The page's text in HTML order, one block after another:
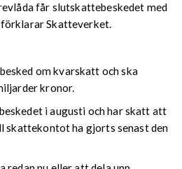
får slutskattebeskedet med
förklarar Skatteverket.
om kvarskatt och ska
kronor.
i augusti och har skatt att
skattekontot ha gjorts senast den